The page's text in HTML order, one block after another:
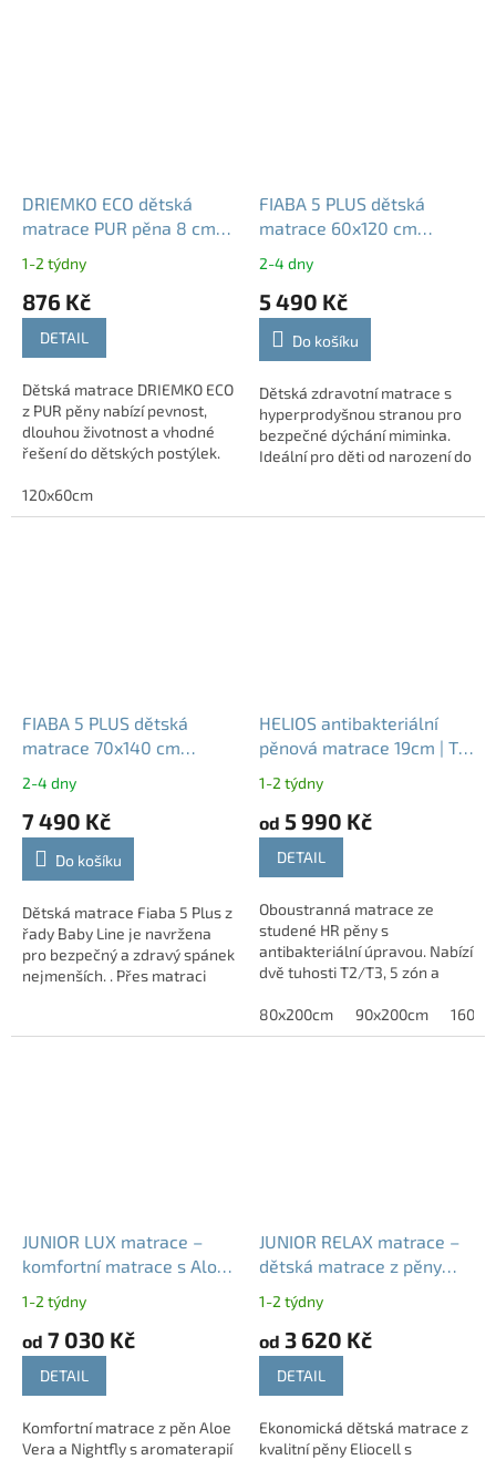
DRIEMKO ECO dětská
matrace PUR pěna 8 cm
1-2 týdny
876 Kč
DETAIL
Dětská matrace DRIEMKO ECO
z PUR pěny nabízí pevnost,
dlouhou životnost a vhodné
řešení do dětských postýlek.
Neváhejte nás kontaktovat ...
120x60cm
FIABA 5 PLUS dětská
matrace 60x120 cm
miminka
2-4 dny
5 490 Kč
Do košíku
Dětská zdravotní matrace s
hyperprodyšnou stranou pro
bezpečné dýchání miminka.
Ideální pro děti od narození do
FIABA 5 PLUS dětská
matrace 70x140 cm
miminka
2-4 dny
7 490 Kč
Do košíku
Dětská matrace Fiaba 5 Plus z
řady Baby Line je navržena
pro bezpečný a zdravý spánek
nejmenších. . Přes matraci
ní...
HELIOS antibakteriální
pěnová matrace 19cm | T2
1-2 týdny
od 5 990 Kč
DETAIL
Oboustranná matrace ze
studené HR pěny s
antibakteriální úpravou. Nabízí
dvě tuhosti T2/T3, 5 zón a
80x200cm
90x200cm
JUNIOR LUX matrace –
komfortní matrace s Aloe
1-2 týdny
od 7 030 Kč
DETAIL
Komfortní matrace z pěn Aloe
Vera a Nightfly s aromaterapií
JUNIOR RELAX matrace –
dětská matrace z pěny
1-2 týdny
od 3 620 Kč
DETAIL
Ekonomická dětská matrace z
kvalitní pěny Eliocell s